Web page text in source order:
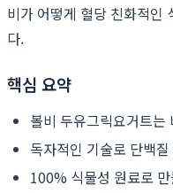
비가 어떻게 혈당 친화적인
다.
핵심 요약
볼비 두유그릭요거트
독자적인 기술로 단백
100% 식물성 원료로